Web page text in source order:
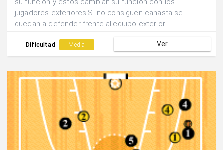
su función y éstos cambian su función con los
jugadores exteriores.Si no consiguen canasta se
quedan a defender frente al equipo exterior.
Dificultad Media Ver